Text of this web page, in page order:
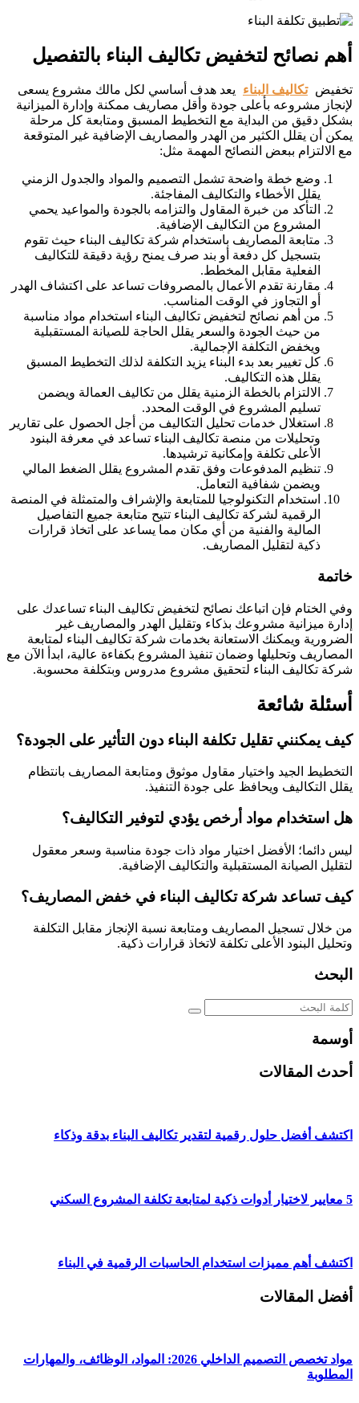
أهم نصائح لتخفيض تكاليف البناء بالتفصيل
تخفيض تكاليف البناء
يعد هدف أساسي لكل مالك مشروع يسعى
لإنجاز مشروعه بأعلى جودة وأقل مصاريف ممكنة وإدارة الميزانية
بشكل دقيق من البداية مع التخطيط المسبق ومتابعة كل مرحلة
يمكن أن يقلل الكثير من الهدر والمصاريف الإضافية غير المتوقعة
مع الالتزام ببعض النصائح المهمة مثل:
وضع خطة واضحة تشمل التصميم والمواد والجدول الزمني
يقلل الأخطاء والتكاليف المفاجئة.
التأكد من خبرة المقاول والتزامه بالجودة والمواعيد يحمي
المشروع من التكاليف الإضافية.
متابعة المصاريف باستخدام شركة تكاليف البناء حيث تقوم
بتسجيل كل دفعة أو بند صرف يمنح رؤية دقيقة للتكاليف
الفعلية مقابل المخطط.
مقارنة تقدم الأعمال بالمصروفات تساعد على اكتشاف الهدر
أو التجاوز في الوقت المناسب.
من أهم نصائح لتخفيض تكاليف البناء استخدام مواد مناسبة
من حيث الجودة والسعر يقلل الحاجة للصيانة المستقبلية
ويخفض التكلفة الإجمالية.
كل تغيير بعد بدء البناء يزيد التكلفة لذلك التخطيط المسبق
يقلل هذه التكاليف.
الالتزام بالخطة الزمنية يقلل من تكاليف العمالة ويضمن
تسليم المشروع في الوقت المحدد.
استغلال خدمات تحليل التكاليف من أجل الحصول على تقارير
وتحليلات من منصة تكاليف البناء تساعد في معرفة البنود
الأعلى تكلفة وإمكانية ترشيدها.
تنظيم المدفوعات وفق تقدم المشروع يقلل الضغط المالي
ويضمن شفافية التعامل.
استخدام التكنولوجيا للمتابعة والإشراف والمتمثلة في المنصة
الرقمية لشركة تكاليف البناء تتيح متابعة جميع التفاصيل
المالية والفنية من أي مكان مما يساعد على اتخاذ قرارات
ذكية لتقليل المصاريف.
خاتمة
وفي الختام فإن اتباعك نصائح لتخفيض تكاليف البناء تساعدك على
إدارة ميزانية مشروعك بذكاء وتقليل الهدر والمصاريف غير
الضرورية ويمكنك الاستعانة بخدمات شركة تكاليف البناء لمتابعة
المصاريف وتحليلها وضمان تنفيذ المشروع بكفاءة عالية، ابدأ الآن مع
شركة تكاليف البناء لتحقيق مشروع مدروس وبتكلفة محسوبة.
أسئلة شائعة
كيف يمكنني تقليل تكلفة البناء دون التأثير على الجودة؟
التخطيط الجيد واختيار مقاول موثوق ومتابعة المصاريف بانتظام
يقلل التكاليف ويحافظ على جودة التنفيذ.
هل استخدام مواد أرخص يؤدي لتوفير التكاليف؟
ليس دائما؛ الأفضل اختيار مواد ذات جودة مناسبة وسعر معقول
لتقليل الصيانة المستقبلية والتكاليف الإضافية.
كيف تساعد شركة تكاليف البناء في خفض المصاريف؟
من خلال تسجيل المصاريف ومتابعة نسبة الإنجاز مقابل التكلفة
وتحليل البنود الأعلى تكلفة لاتخاذ قرارات ذكية.
البحث
أوسمة
أحدث المقالات
اكتشف أفضل حلول رقمية لتقدير تكاليف البناء بدقة وذكاء
5 معايير لاختيار أدوات ذكية لمتابعة تكلفة المشروع السكني
اكتشف أهم مميزات استخدام الحاسبات الرقمية في البناء
أفضل المقالات
مواد تخصص التصميم الداخلي 2026: المواد، الوظائف، والمهارات
المطلوبة